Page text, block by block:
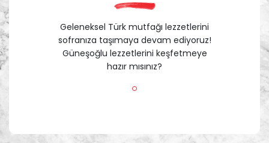
Geleneksel Türk mutfağı lezzetlerini
sofranıza taşımaya devam ediyoruz!
Güneşoğlu lezzetlerini keşfetmeye
hazır mısınız?